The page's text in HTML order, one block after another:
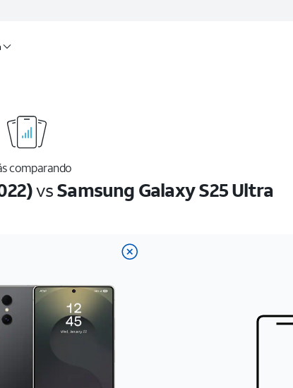
comparando
vsSamsung Galaxy S25 Ultra